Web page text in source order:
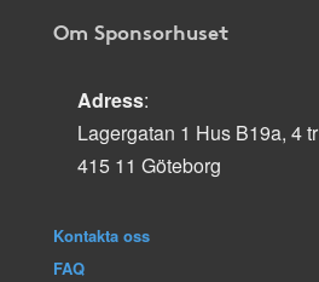
Om Sponsorhuset
Adress:
Lagergatan 1 Hus B19a, 4 tr
415 11 Göteborg
Kontakta oss
FAQ